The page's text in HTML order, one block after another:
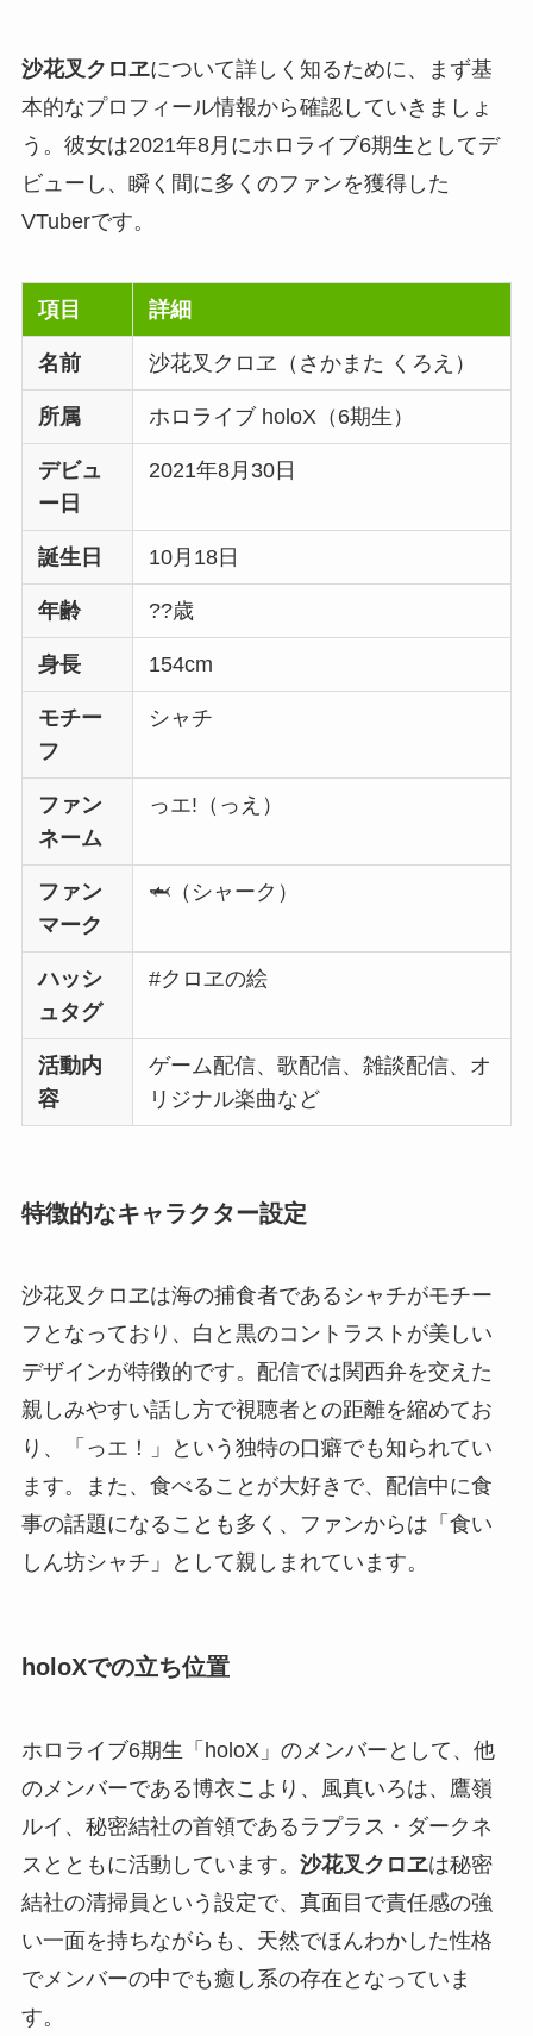
沙花叉クロヱについて詳しく知るために、まず基
本的なプロフィール情報から確認していきましょ
う。彼女は2021年8月にホロライブ6期生としてデ
ビューし、瞬く間に多くのファンを獲得した
VTuberです。
項目 詳細
名前 沙花叉クロヱ（さかまた くろえ）
所属 ホロライブ holoX（6期生）
デビュ
ー日
2021年8月30日
誕生日 10月18日
年齢 ??歳
身長 154cm
モチー
フ
シャチ
ファン
ネーム
っエ!（っえ）
ファン
マーク
🦈（シャーク）
ハッシ
ュタグ
#クロヱの絵
活動内
容
ゲーム配信、歌配信、雑談配信、オ
リジナル楽曲など
特徴的なキャラクター設定
沙花叉クロヱは海の捕食者であるシャチがモチー
フとなっており、白と黒のコントラストが美しい
デザインが特徴的です。配信では関西弁を交えた
親しみやすい話し方で視聴者との距離を縮めてお
り、「っエ！」という独特の口癖でも知られてい
ます。また、食べることが大好きで、配信中に食
事の話題になることも多く、ファンからは「食い
しん坊シャチ」として親しまれています。
holoXでの立ち位置
ホロライブ6期生「holoX」のメンバーとして、他
のメンバーである博衣こより、風真いろは、鷹嶺
ルイ、秘密結社の首領であるラプラス・ダークネ
スとともに活動しています。 沙花叉クロヱは秘密
結社の清掃員という設定で、真面目で責任感の強
い一面を持ちながらも、天然でほんわかした性格
でメンバーの中でも癒し系の存在となっていま
す。